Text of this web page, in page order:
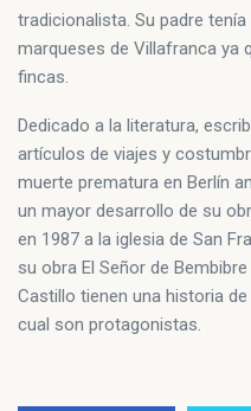
tradicionalista. Su padre
marqueses de Villafranca ya
fincas.
Dedicado a la literatura,
artículos de viajes y
muerte prematura en Berlín
un mayor desarrollo de su
en 1987 a la iglesia de San
su obra El Señor de
Castillo tienen una historia
cual son protagonistas.